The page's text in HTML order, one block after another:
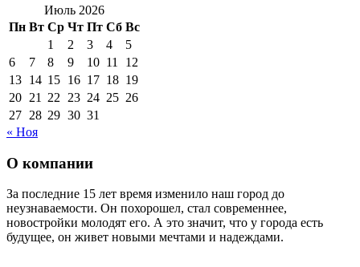
Июль 2026
Пн Вт Ср Чт Пт Сб Вс
1
2 3 4
5
6
7 8 9 10 11
12
13 14 15 16 17 18 19
20 21 22 23 24 25 26
27 28 29 30 31
« Ноя
О компании
За последние 15 лет время изменило наш город до
неузнаваемости. Он похорошел, стал современнее,
новостройки молодят его. А это значит, что у города есть
будущее, он живет новыми мечтами и надеждами.